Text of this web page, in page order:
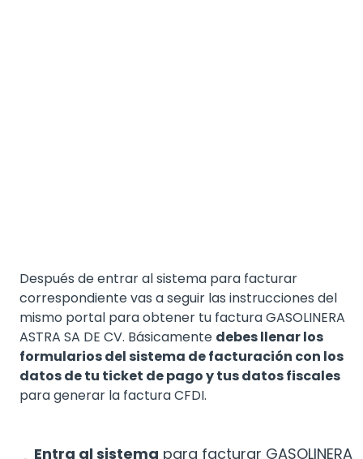
Después de entrar al sistema para facturar
correspondiente vas a seguir las instrucciones del
mismo portal para obtener tu factura GASOLINERA
ASTRA SA DE CV. Básicamente debes llenar los
formularios del sistema de facturación con los
datos de tu ticket de pago y tus datos fiscales
para generar la factura CFDI.
Entra al sistema para facturar GASOLINERA